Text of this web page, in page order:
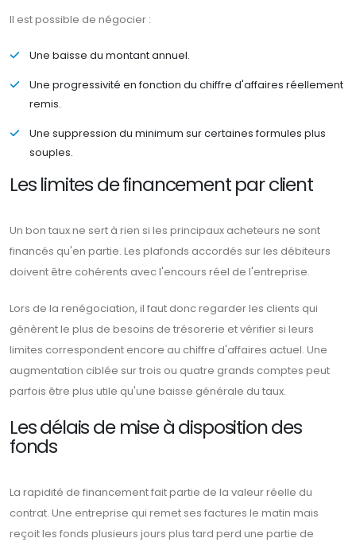
Il est possible de négocier :
Une baisse du montant annuel.
Une progressivité en fonction du chiffre d'affaires réellement
remis.
Une suppression du minimum sur certaines formules plus
souples.
Les limites de financement par client
Un bon taux ne sert à rien si les principaux acheteurs ne sont
financés qu'en partie. Les plafonds accordés sur les débiteurs
doivent être cohérents avec l'encours réel de l'entreprise.
Lors de la renégociation, il faut donc regarder les clients qui
génèrent le plus de besoins de trésorerie et vérifier si leurs
limites correspondent encore au chiffre d'affaires actuel. Une
augmentation ciblée sur trois ou quatre grands comptes peut
parfois être plus utile qu'une baisse générale du taux.
Les délais de mise à disposition des
fonds
La rapidité de financement fait partie de la valeur réelle du
contrat. Une entreprise qui remet ses factures le matin mais
reçoit les fonds plusieurs jours plus tard perd une partie de